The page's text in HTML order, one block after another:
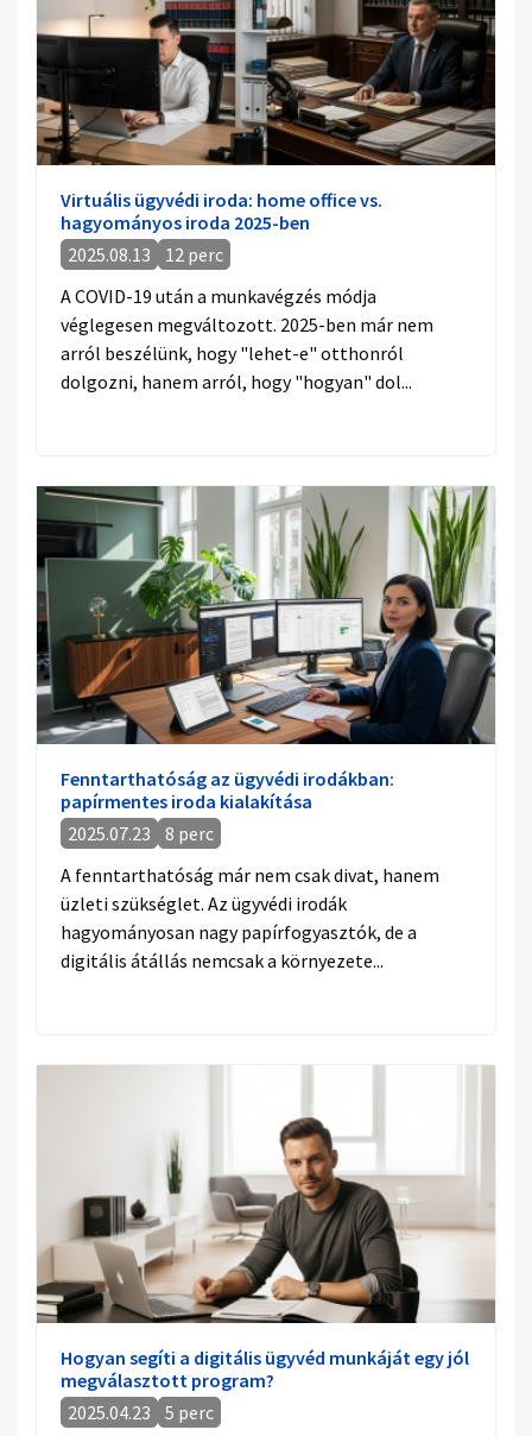
Virtuális ügyvédi iroda: home office vs.
hagyományos iroda 2025-ben
2025.08.13
12 perc
A COVID-19 után a munkavégzés módja
véglegesen megváltozott. 2025-ben már nem
arról beszélünk, hogy "lehet-e" otthonról
dolgozni, hanem arról, hogy "hogyan" dol...
Fenntarthatóság az ügyvédi irodákban:
papírmentes iroda kialakítása
2025.07.23
8 perc
A fenntarthatóság már nem csak divat, hanem
üzleti szükséglet. Az ügyvédi irodák
hagyományosan nagy papírfogyasztók, de a
digitális átállás nemcsak a környezete...
Hogyan segíti a digitális ügyvéd munkáját egy jól
megválasztott program?
2025.04.23
5 perc